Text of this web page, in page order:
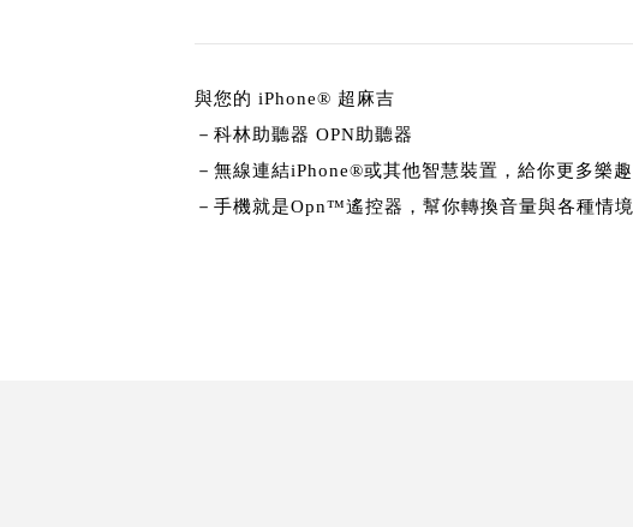
與您的 iPhone® 超麻吉
－科林助聽器 OPN助聽器
－無線連結iPhone®或其他智慧裝置，給你更多樂趣
－手機就是Opn™遙控器，幫你轉換音量與各種情境